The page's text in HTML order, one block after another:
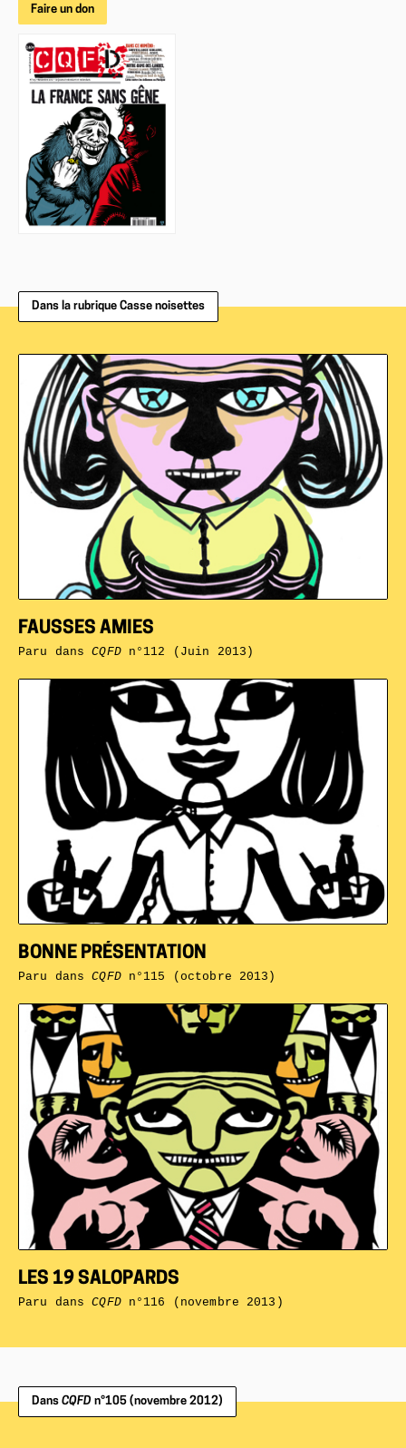
Faire un don
Dans la rubrique Casse noisettes
LES 19 SALOPARDS
Paru dansCQFDn°116 (novembre 2013)
BONNE PRÉSENTATION
Paru dansCQFDn°115 (octobre 2013)
FAUSSES AMIES
Paru dansCQFDn°112 (Juin 2013)
Dans CQFD n°105 (novembre 2012)